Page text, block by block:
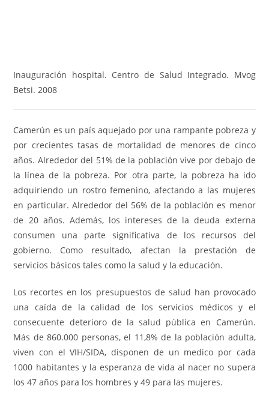
Inauguración hospital. Centro de Salud Integrado. Mvog
Betsi. 2008
Camerún es un país aquejado por una rampante pobreza y
por crecientes tasas de mortalidad de menores de cinco
años. Alrededor del 51% de la población vive por debajo de
la línea de la pobreza. Por otra parte, la pobreza ha ido
adquiriendo un rostro femenino, afectando a las mujeres
en particular. Alrededor del 56% de la población es menor
de 20 años. Además, los intereses de la deuda externa
consumen una parte significativa de los recursos del
gobierno. Como resultado, afectan la prestación de
servicios básicos tales como la salud y la educación.
Los recortes en los presupuestos de salud han provocado
una caída de la calidad de los servicios médicos y el
consecuente deterioro de la salud pública en Camerún.
Más de 860.000 personas, el 11,8% de la población adulta,
viven con el VIH/SIDA, disponen de un medico por cada
1000 habitantes y la esperanza de vida al nacer no supera
los 47 años para los hombres y 49 para las mujeres.